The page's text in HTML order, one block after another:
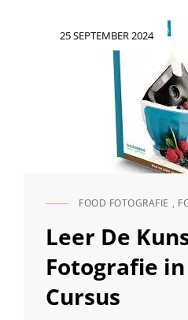
CURSUS
DIGITALE
FOTOGRAFIE
IN
DE
25 SEPTEMBER 2024
CAT
FOOD FOTOGRAFIE ,
Leer De
Fotografie in
Cursus